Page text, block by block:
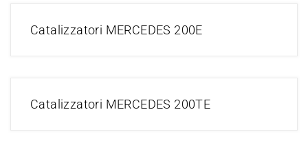
Catalizzatori MERCEDES 200E
Catalizzatori MERCEDES 200TE